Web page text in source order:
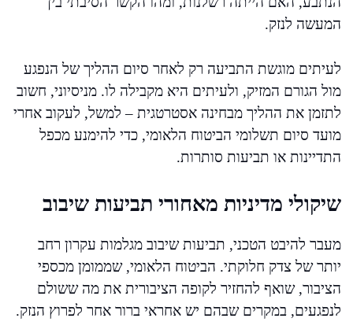
המעשה לנזק.
לעיתים מוגשת התביעה רק לאחר סיום ההליך של הנפגע
מול הגורם המזיק, ולעיתים היא מקבילה לו. מניסיוני, חשוב
לתזמן את ההליך מבחינה אסטרטגית – למשל, לעקוב אחרי
מועד סיום תשלומי הביטוח הלאומי, כדי להימנע מכפל
התדיינות או תביעות סותרות.
שיקולי מדיניות מאחורי תביעות שיבוב
מעבר להיבט הטכני, תביעות שיבוב מגלמות עקרון רחב
יותר של צדק חלוקתי. הביטוח הלאומי, שממומן מכספי
הציבור, שואף להחזיר לקופה הציבורית את מה ששולם
לנפגעים, במקרים שבהם יש אחראי ברור אחר לפרוץ הנזק.